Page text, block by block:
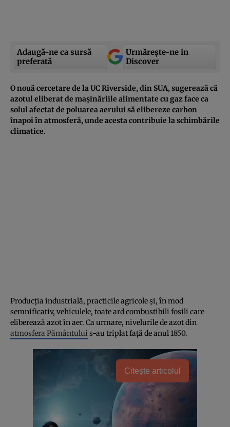
Adaugă-ne ca sursă
preferată
Urmărește-ne in
Discover
O nouă cercetare de la UC Riverside, din SUA, sugerează că
azotul eliberat de mașinăriile alimentate cu gaz face ca
solul afectat de poluarea aerului să elibereze carbon
înapoi în atmosferă, unde acesta contribuie la schimbările
climatice.
Producția industrială, practicile agricole și, în mod
semnificativ, vehiculele, toate ard combustibili fosili care
eliberează azot în aer. Ca urmare, nivelurile de azot din
atmosfera Pământului s-au triplat față de anul 1850.
Citește articolul